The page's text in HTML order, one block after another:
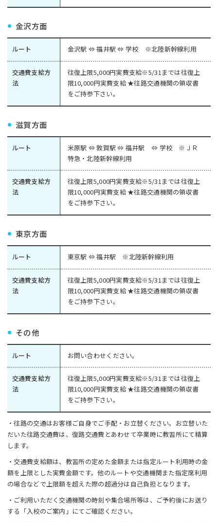
金沢方面
ルート 金沢駅 ⇔ 福井駅 ⇔ 学校 ※北陸新幹線利用
交通費支給方
法
往復上限5,000円実費支給※5/31までは往復上
限10,000円実費支給 ★往路交通機関の領収書
をご持参下さい。
滋賀方面
ルート
米原駅 ⇔ 敦賀駅 ⇔ 福井駅 ⇔ 学校 ※ＪＲ
特急・北陸新幹線利用
交通費支給方
法
往復上限5,000円実費支給※5/31までは往復上
限10,000円実費支給 ★往路交通機関の領収書
をご持参下さい。
東京方面
ルート 東京駅 ⇔ 福井駅 ※北陸新幹線利用
交通費支給方
法
往復上限5,000円実費支給※5/31までは往復上
限10,000円実費支給 ★往路交通機関の領収書
をご持参下さい。
その他
ルート お問い合わせください。
交通費支給方
法
往復上限5,000円実費支給※5/31までは往復上
限10,000円実費支給 ★往路交通機関の領収書
をご持参下さい。
・往路の交通はお客様ご自身でご手配・お立替ください。お立替いた
だいた往路交通費は、復路交通費とあわせて卒業時に教習所にて精算
します。
・交通費支給額は、教習所の定めた金額または指定ルート利用時の金
額を上限とした実費金額です。他のルートや交通機関また指定席利用
の場合などで上限額を超えた際の超過分は自己負担となります。
・ご利用いただく交通機関の時刻や集合場所等は、ご予約後にお送り
する「入校のご案内」にてご確認ください。